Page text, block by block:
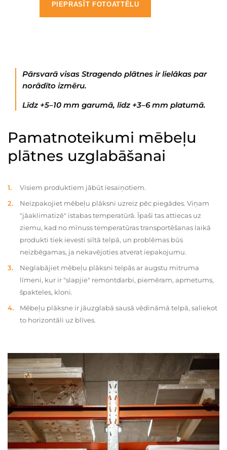
PIEPRASĪT FOTOATTĒLU
Pārsvarā visas Stragendo plātnes ir lielākas par
norādīto izmēru.
Līdz +5–10 mm garumā, līdz +3–6 mm platumā.
Pamatnoteikumi mēbeļu
plātnes uzglabāšanai
Visiem produktiem jābūt iesaiņotiem.
Neizpakojiet mēbeļu plāksni uzreiz pēc piegādes. Viņam
"jāaklimatizē" istabas temperatūrā. Īpaši tas attiecas uz
ziemu, kad no mīnuss temperatūras transportēšanas laikā
produkti tiek ievesti siltā telpā, un problēmas būs
neizbēgamas, ja nekavējoties atverat iepakojumu.
Neglabājiet mēbeļu plāksni telpās ar augstu mitruma
līmeni, kur ir "slapjie" remontdarbi, piemēram, apmetums,
špakteles, kloni.
Mēbeļu plāksne ir jāuzglabā sausā vēdināmā telpā, saliekot
to horizontāli uz blīves.